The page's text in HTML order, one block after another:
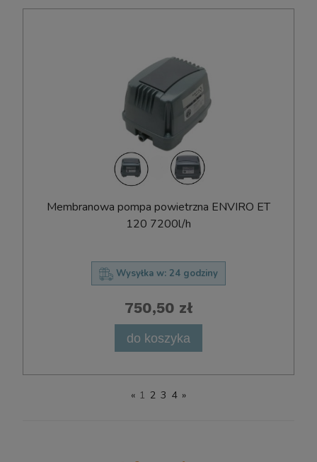
Membranowa pompa powietrzna ENVIRO ET
120 7200l/h
Wysyłka w: 24 godziny
750,50 zł
do koszyka
« 1 2 3 4 »